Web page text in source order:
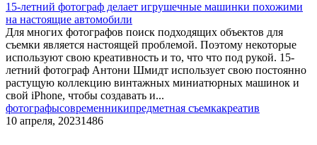
​15-летний фотограф делает игрушечные машинки похожими
на настоящие автомобили
Для многих фотографов поиск подходящих объектов для
съемки является настоящей проблемой. Поэтому некоторые
используют свою креативность и то, что что под рукой. 15-
летний фотограф Антони Шмидт использует свою постоянно
растущую коллекцию винтажных миниатюрных машинок и
свой iPhone, чтобы создавать и...
фотографысовременникипредметная съемкакреатив
10 апреля, 20231486